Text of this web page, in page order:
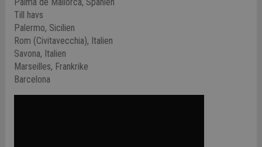
Till havs
Palermo, Sicilien
Rom (Civitavecchia), Italien
Savona, Italien
Marseilles, Frankrike
Barcelona